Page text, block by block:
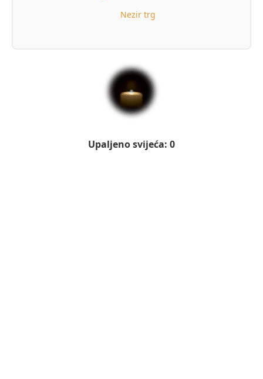
Nezir trg
Upaljeno svijeća: 0